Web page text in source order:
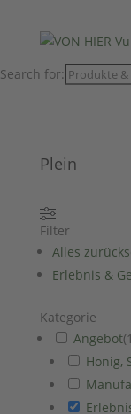
Search for:
Plein
Filter
Alles
Erlebnis &
Kategorie
Angebot(1
Honig,